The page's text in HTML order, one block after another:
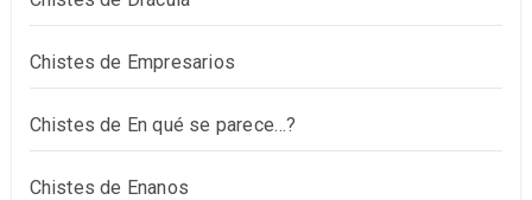
Chistes de Empresarios
Chistes de En qué se parece…?
Chistes de Enanos